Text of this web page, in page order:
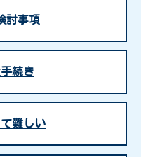
討事項
続き
難しい